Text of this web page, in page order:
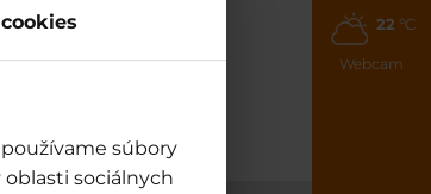
súbory
sociálnych
22 °C
Webcam
the